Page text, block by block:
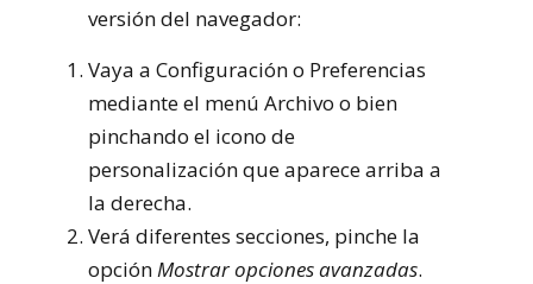
versión del navegador:
Vaya a Configuración o Preferencias
mediante el menú Archivo o bien
pinchando el icono de
personalización que aparece arriba a
la derecha.
Verá diferentes secciones, pinche la
opciónMostrar opciones avanzadas.